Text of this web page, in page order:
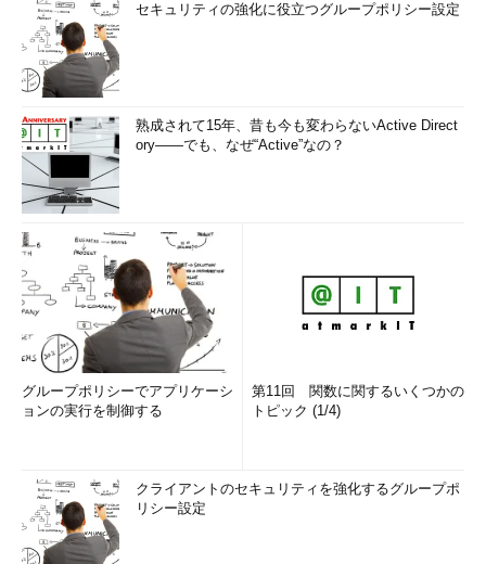
セキュリティの強化に役立つグループポリシー設定
熟成されて15年、昔も今も変わらないActive Direct
ory――でも、なぜ“Active”なの？
グループポリシーでアプリケーシ
ョンの実行を制御する
第11回 関数に関するいくつかの
トピック (1/4)
クライアントのセキュリティを強化するグループポ
リシー設定